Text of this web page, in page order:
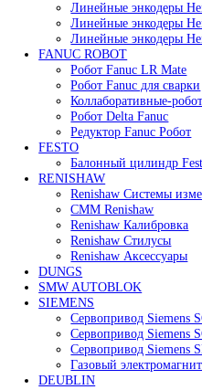
FANUC
Контроллеры Fanuc
Сервоуселители
Энкодеры Fanuc
Fanuc PCB Плата
Серводвигатели
MITSUBISHI ELECTRIC
Сервоприводы
HEIDENHAIN
Линейные
Линейные
Линейные
Линейные
FANUC ROBOT
Робот Fanuc LR
Робот Fanuc для
Коллаборативные-
Робот Delta Fanuc
Редуктор Fanuc
FESTO
Балонный цилиндр